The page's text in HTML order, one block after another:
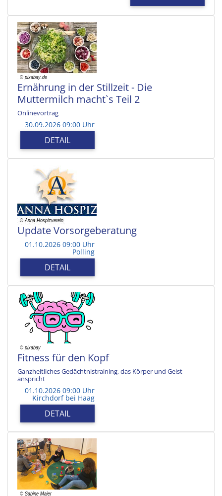
Ernährung in der Stillzeit - Die
Muttermilch macht`s Teil 2
Onlinevortrag
30.09.2026 09:00 Uhr
DETAIL
Update Vorsorgeberatung
01.10.2026 09:00 Uhr
Polling
DETAIL
Fitness für den Kopf
Ganzheitliches Gedächtnistraining, das Körper und Geist
anspricht
01.10.2026 09:00 Uhr
Kirchdorf bei Haag
DETAIL